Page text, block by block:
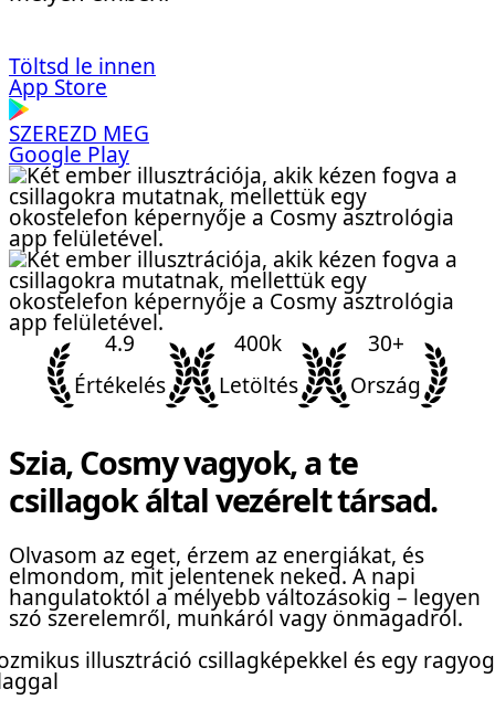
Töltsd le innen
App Store
SZEREZD MEG
Google Play
4.9
Értékelés
400k
Letöltés
30+
Ország
Szia, Cosmy vagyok, a te
csillagok által vezérelt társad.
Olvasom az eget, érzem az energiákat, és
elmondom, mit jelentenek neked. A napi
hangulatoktól a mélyebb változásokig – legyen
szó szerelemről, munkáról vagy önmagadról.